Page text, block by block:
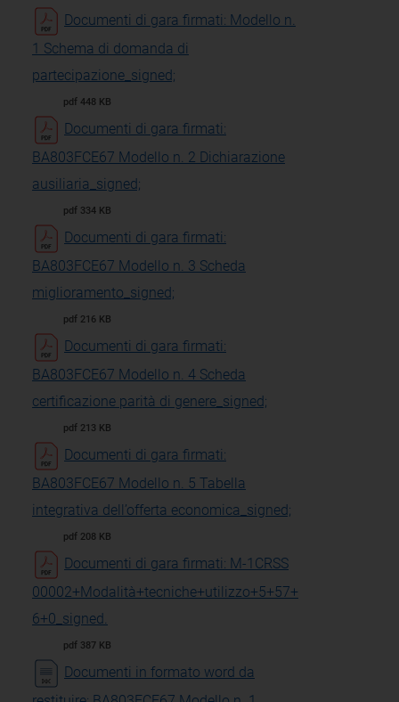
Documenti di gara firmati: Modello n.
1 Schema di domanda di
partecipazione_signed;
pdf 448 KB
Documenti di gara firmati:
BA803FCE67 Modello n. 2 Dichiarazione
ausiliaria_signed;
pdf 334 KB
Documenti di gara firmati:
BA803FCE67 Modello n. 3 Scheda
miglioramento_signed;
pdf 216 KB
Documenti di gara firmati:
BA803FCE67 Modello n. 4 Scheda
certificazione parità di genere_signed;
pdf 213 KB
Documenti di gara firmati:
BA803FCE67 Modello n. 5 Tabella
integrativa dell’offerta economica_signed;
pdf 208 KB
Documenti di gara firmati: M-1CRSS
00002+Modalità+tecniche+utilizzo+5+57+
6+0_signed.
pdf 387 KB
Documenti in formato word da